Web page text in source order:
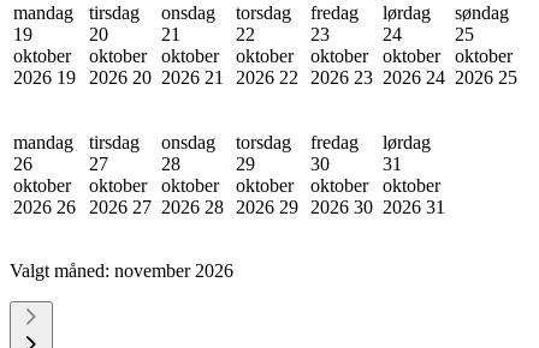
mandag
19
oktober
2026 19
tirsdag
20
oktober
2026 20
onsdag
21
oktober
2026 21
torsdag
22
oktober
2026 22
fredag
23
oktober
2026 23
lørdag
24
oktober
2026 24
søndag
25
oktober
2026 25
mandag
26
oktober
2026 26
tirsdag
27
oktober
2026 27
onsdag
28
oktober
2026 28
torsdag
29
oktober
2026 29
fredag
30
oktober
2026 30
lørdag
31
oktober
2026 31
Valgt måned: november 2026